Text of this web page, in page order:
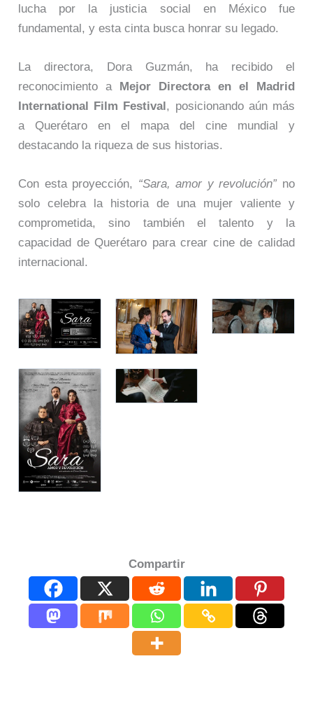
lucha por la justicia social en México fue
fundamental, y esta cinta busca honrar su legado.
La directora, Dora Guzmán, ha recibido el
reconocimiento a Mejor Directora en el Madrid
International Film Festival, posicionando aún más
a Querétaro en el mapa del cine mundial y
destacando la riqueza de sus historias.
Con esta proyección, “Sara, amor y revolución”no
solo celebra la historia de una mujer valiente y
comprometida, sino también el talento y la
capacidad de Querétaro para crear cine de calidad
internacional.
Compartir